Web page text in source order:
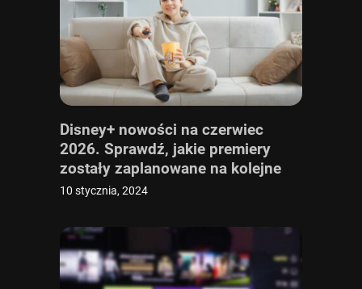
Disney+ nowości na czerwiec
2026. Sprawdź, jakie premiery
zostały zaplanowane na kolejne
miesiące
10 stycznia, 2024